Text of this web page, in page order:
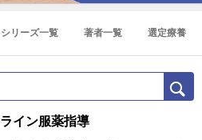
シリーズ一覧 著者一覧 選定療養
イン服薬指導